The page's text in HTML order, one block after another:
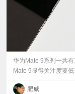
华为Mate 9系列一共
Mate 9显得关注度要
肥威